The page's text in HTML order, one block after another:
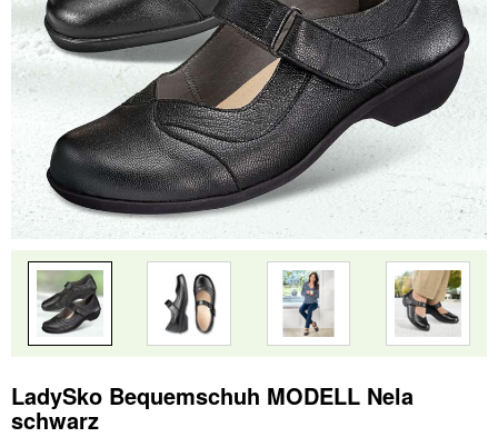
LadySko Bequemschuh MODELL Nela
schwarz